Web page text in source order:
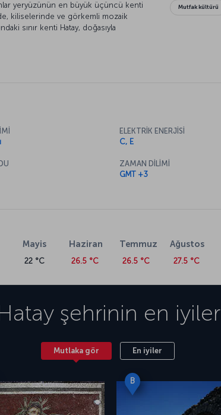
yeryüzünün en büyük üçüncü kenti
kiliselerinde ve görkemli mozaik
sınır kenti Hatay, doğasıyla
Mutfak kültürü
ELEKTRİK ENERJİSİ
C, E
ZAMAN DİLİMİ
GMT +3
Mayis
22 °C
Haziran
26.5 °C
Temmuz
26.5 °C
Ağustos
27.5 °C
şehrinin en
Mutlaka gör En iyiler
B